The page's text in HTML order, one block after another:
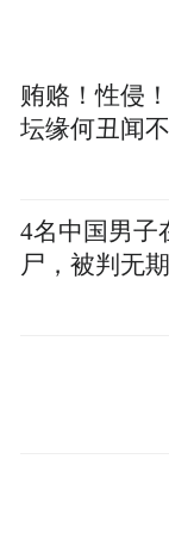
基则呼吁建
约秘书长吕
功”，目前
切监测东部
态。
对于波兰的
贿赂！性侵
坛缘何丑闻
4名中国男子
尸，被判无期